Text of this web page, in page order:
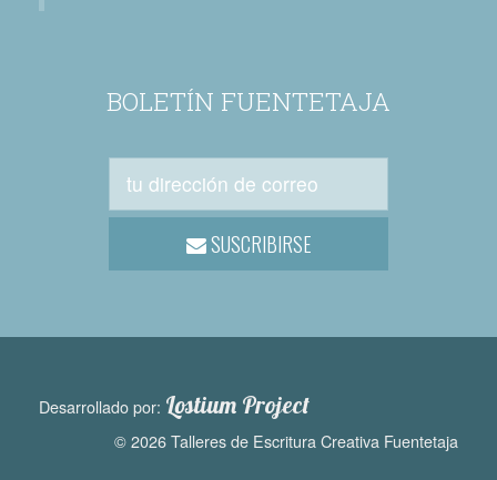
BOLETÍN FUENTETAJA
SUSCRIBIRSE
Desarrollado por: Lostium Project
© 2026 Talleres de Escritura Creativa Fuentetaja